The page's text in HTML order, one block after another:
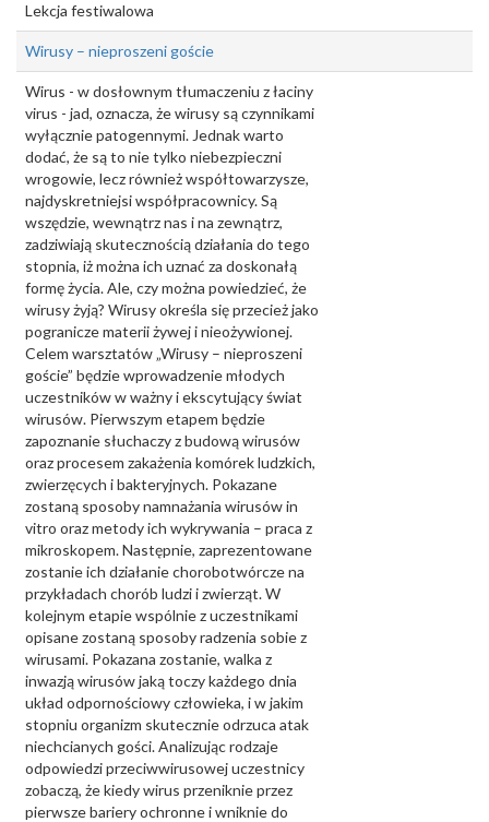
Lekcja festiwalowa
Wirusy – nieproszeni goście
Wirus - w dosłownym tłumaczeniu z łaciny
virus - jad, oznacza, że wirusy są czynnikami
wyłącznie patogennymi. Jednak warto
dodać, że są to nie tylko niebezpieczni
wrogowie, lecz również współtowarzysze,
najdyskretniejsi współpracownicy. Są
wszędzie, wewnątrz nas i na zewnątrz,
zadziwiają skutecznością działania do tego
stopnia, iż można ich uznać za doskonałą
formę życia. Ale, czy można powiedzieć, że
wirusy żyją? Wirusy określa się przecież jako
pogranicze materii żywej i nieożywionej.
Celem warsztatów „Wirusy – nieproszeni
goście” będzie wprowadzenie młodych
uczestników w ważny i ekscytujący świat
wirusów. Pierwszym etapem będzie
zapoznanie słuchaczy z budową wirusów
oraz procesem zakażenia komórek ludzkich,
zwierzęcych i bakteryjnych. Pokazane
zostaną sposoby namnażania wirusów in
vitro oraz metody ich wykrywania – praca z
mikroskopem. Następnie, zaprezentowane
zostanie ich działanie chorobotwórcze na
przykładach chorób ludzi i zwierząt. W
kolejnym etapie wspólnie z uczestnikami
opisane zostaną sposoby radzenia sobie z
wirusami. Pokazana zostanie, walka z
inwazją wirusów jaką toczy każdego dnia
układ odpornościowy człowieka, i w jakim
stopniu organizm skutecznie odrzuca atak
niechcianych gości. Analizując rodzaje
odpowiedzi przeciwwirusowej uczestnicy
zobaczą, że kiedy wirus przeniknie przez
pierwsze bariery ochronne i wniknie do